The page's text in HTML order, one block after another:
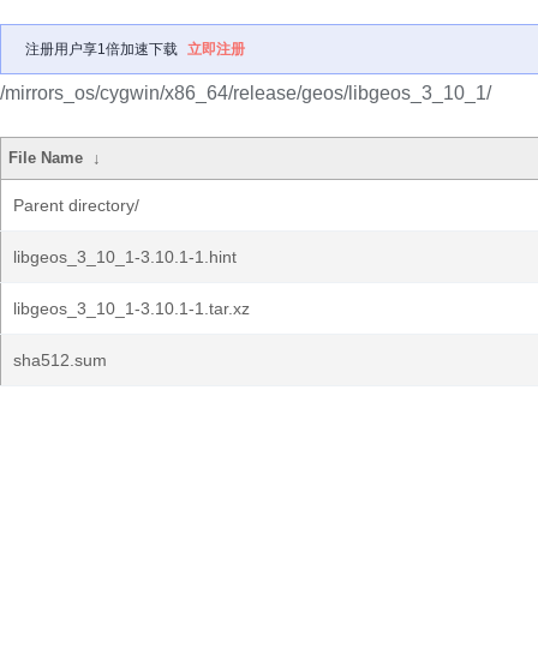
注册用户享1倍加速下载 立即注册
/mirrors_os/cygwin/x86_64/release/geos/libgeos_3_10_1/
File Name ↓
Parent directory/
libgeos_3_10_1-3.10.1-1.hint
libgeos_3_10_1-3.10.1-1.tar.xz
sha512.sum